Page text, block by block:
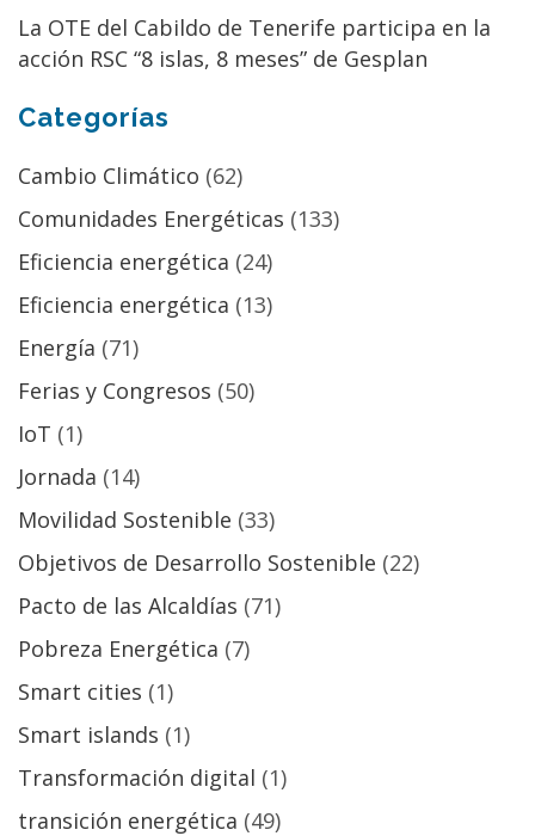
La OTE del Cabildo de Tenerife participa en la
acción RSC “8 islas, 8 meses” de Gesplan
Categorías
Cambio Climático (62)
Comunidades Energéticas (133)
Eficiencia energética (24)
Eficiencia energética (13)
Energía (71)
Ferias y Congresos (50)
IoT (1)
Jornada (14)
Movilidad Sostenible (33)
Objetivos de Desarrollo Sostenible (22)
Pacto de las Alcaldías (71)
Pobreza Energética (7)
Smart cities (1)
Smart islands (1)
Transformación digital (1)
transición energética (49)